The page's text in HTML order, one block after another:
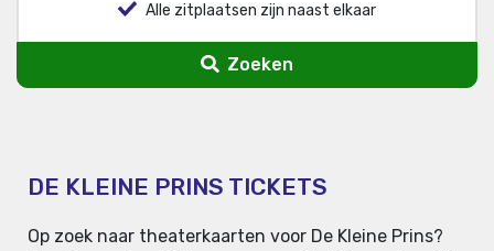
Alle zitplaatsen zijn naast elkaar
Zoeken
DE KLEINE PRINS TICKETS
Op zoek naar theaterkaarten voor De Kleine Prins?